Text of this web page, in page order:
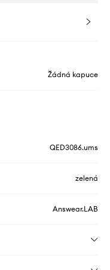
Žádná kapuce
QED3086.ums
zelená
Answear.LAB